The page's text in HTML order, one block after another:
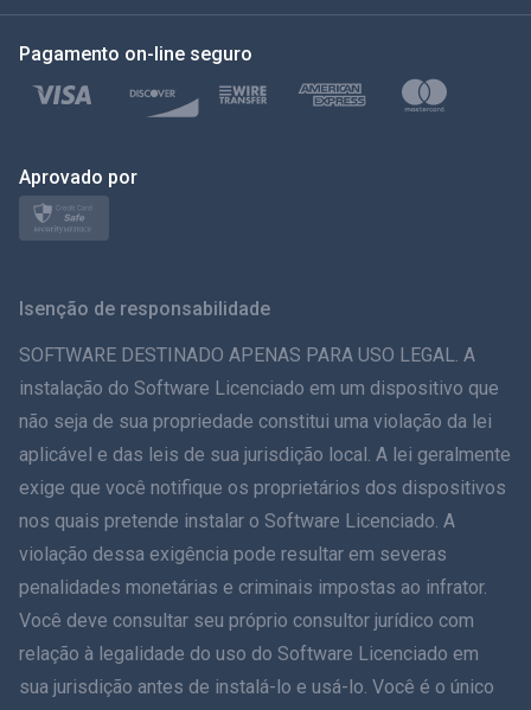
Türkçe
Polonês
日本
ภาษาไทย
Dansk
हिंदी
עברית
Romãă
Pagamento on-line seguro
Aprovado por
Isenção de responsabilidade
SOFTWARE DESTINADO APENAS PARA USO LEGAL. A
instalação do Software Licenciado em um dispositivo que
não seja de sua propriedade constitui uma violação da lei
aplicável e das leis de sua jurisdição local. A lei geralmente
exige que você notifique os proprietários dos dispositivos
nos quais pretende instalar o Software Licenciado. A
violação dessa exigência pode resultar em severas
penalidades monetárias e criminais impostas ao infrator.
Você deve consultar seu próprio consultor jurídico com
relação à legalidade do uso do Software Licenciado em
sua jurisdição antes de instalá-lo e usá-lo. Você é o único